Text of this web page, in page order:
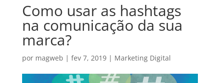
Como usar as hashtags
na comunicação da sua
marca?
por magweb | fev 7, 2019| Marketing Digital